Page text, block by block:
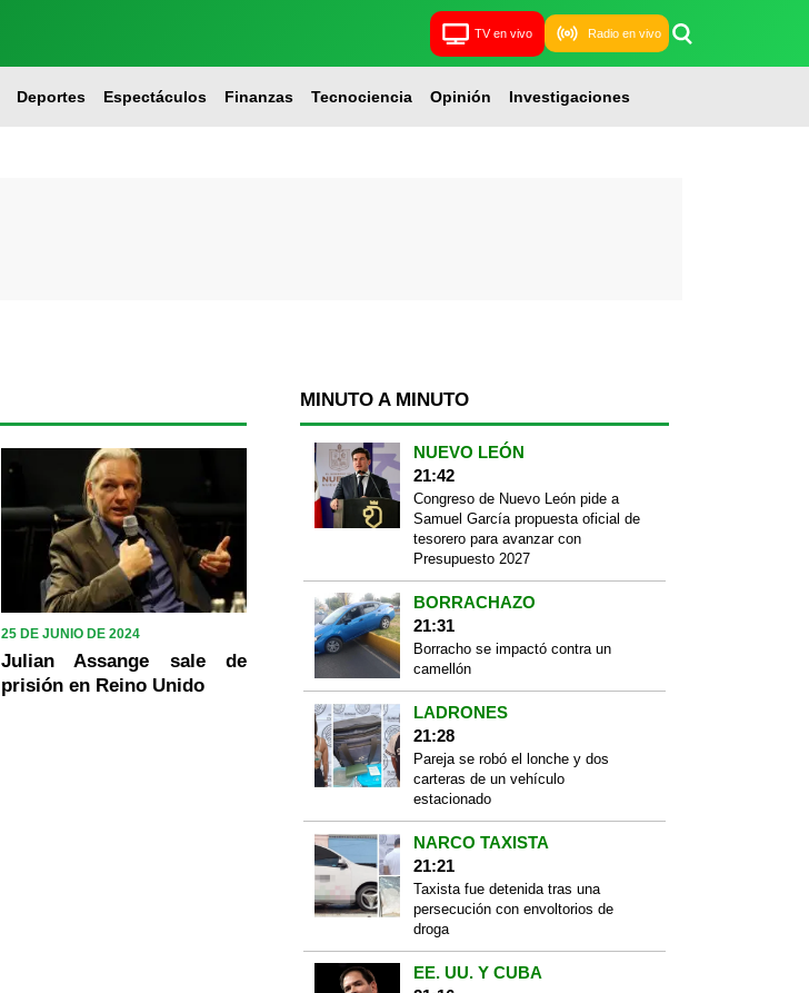
TV en vivo Radio en vivo
Deportes Espectáculos Finanzas Tecnociencia Opinión Investigaciones
25 DE JUNIO DE 2024
Julian Assange sale de
prisión en Reino Unido
MINUTO A MINUTO
NUEVO LEÓN
21:42
Congreso de Nuevo León pide a
Samuel García propuesta oficial de
tesorero para avanzar con
Presupuesto 2027
BORRACHAZO
21:31
Borracho se impactó contra un
camellón
LADRONES
21:28
Pareja se robó el lonche y dos
carteras de un vehículo
estacionado
NARCO TAXISTA
21:21
Taxista fue detenida tras una
persecución con envoltorios de
droga
EE. UU. Y CUBA